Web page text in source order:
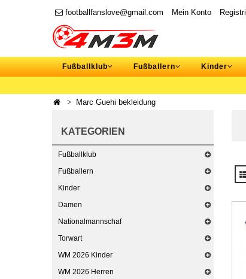
footballfanslove@gmail.com Mein Konto
Fußballklub Fußballern Kinder
Marc Guehi bekleidung
KATEGORIEN
Fußballklub
Fußballern
Kinder
Damen
Nationalmannschaf
Torwart
WM 2026 Kinder
WM 2026 Herren